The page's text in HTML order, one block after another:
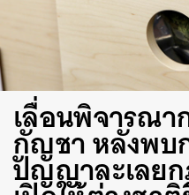
เลื่อนพิจารณ
กัญชา หลังพบ
ปัญญาละเลย